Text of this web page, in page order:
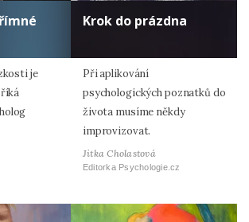
je
Krok do prázdna
Při aplikování
psychologických poznatků do
života musíme někdy
improvizovat.
Jitka Cholastová
Editorka Psychologie.cz